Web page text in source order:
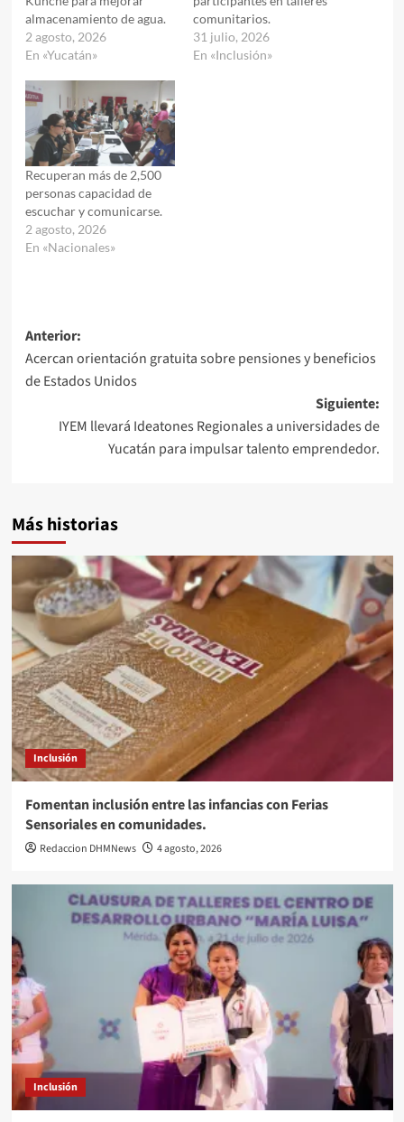
almacenamiento de agua.
2 agosto, 2026
En «Yucatán»
comunitarios.
31 julio, 2026
En «Inclusión»
Recuperan más de 2,500
personas capacidad de
escuchar y comunicarse.
2 agosto, 2026
En «Nacionales»
Navegación
de
entradas
Anterior:
Acercan orientación gratuita sobre pensiones y beneficios
de Estados Unidos
Siguiente:
IYEM llevará Ideatones Regionales a universidades de
Yucatán para impulsar talento emprendedor.
Más historias
Inclusión
Fomentan inclusión entre las infancias con Ferias
Sensoriales en comunidades.
Redaccion DHMNews 4 agosto, 2026
Inclusión